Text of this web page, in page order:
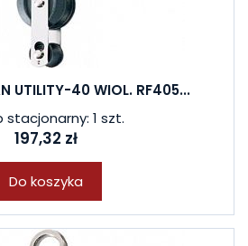
UTILITY-40 WIOL. RF405...
stacjonarny: 1 szt.
197,32 zł
Do koszyka